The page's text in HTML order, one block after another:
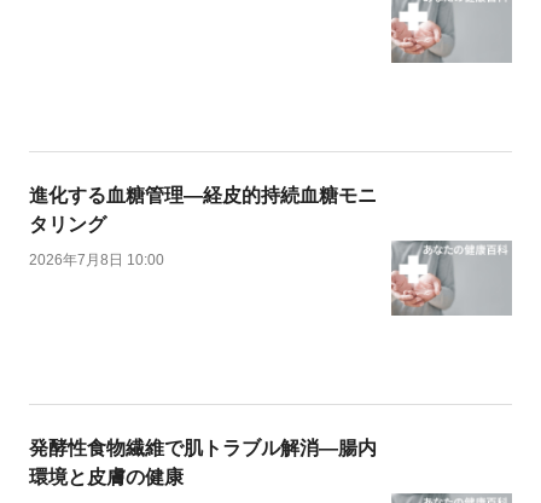
進化する血糖管理―経皮的持続血糖モニ
タリング
2026年7月8日 10:00
発酵性食物繊維で肌トラブル解消―腸内
環境と皮膚の健康